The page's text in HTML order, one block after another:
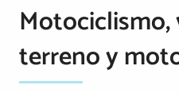
terreno y